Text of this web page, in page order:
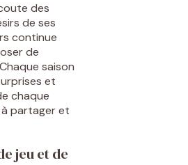
des
de ses
continue
de
saison
et
chaque
partager et
jeu et de